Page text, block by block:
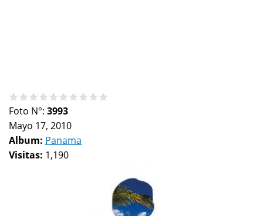
Foto N°: 3993
Mayo 17, 2010
Album: Panama
Visitas: 1,190